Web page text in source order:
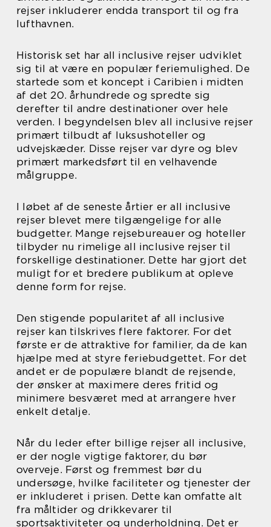
rejser inkluderer endda transport til og fra
lufthavnen.
Historisk set har all inclusive rejser udviklet
sig til at være en populær feriemulighed. De
startede som et koncept i Caribien i midten
af det 20. århundrede og spredte sig
derefter til andre destinationer over hele
verden. I begyndelsen blev all inclusive rejser
primært tilbudt af luksushoteller og
udvejskæder. Disse rejser var dyre og blev
primært markedsført til en velhavende
målgruppe.
I løbet af de seneste årtier er all inclusive
rejser blevet mere tilgængelige for alle
budgetter. Mange rejsebureauer og hoteller
tilbyder nu rimelige all inclusive rejser til
forskellige destinationer. Dette har gjort det
muligt for et bredere publikum at opleve
denne form for rejse.
Den stigende popularitet af all inclusive
rejser kan tilskrives flere faktorer. For det
første er de attraktive for familier, da de kan
hjælpe med at styre feriebudgettet. For det
andet er de populære blandt de rejsende,
der ønsker at maximere deres fritid og
minimere besværet med at arrangere hver
enkelt detalje.
Når du leder efter billige rejser all inclusive,
er der nogle vigtige faktorer, du bør
overveje. Først og fremmest bør du
undersøge, hvilke faciliteter og tjenester der
er inkluderet i prisen. Dette kan omfatte alt
fra måltider og drikkevarer til
sportsaktiviteter og underholdning. Det er